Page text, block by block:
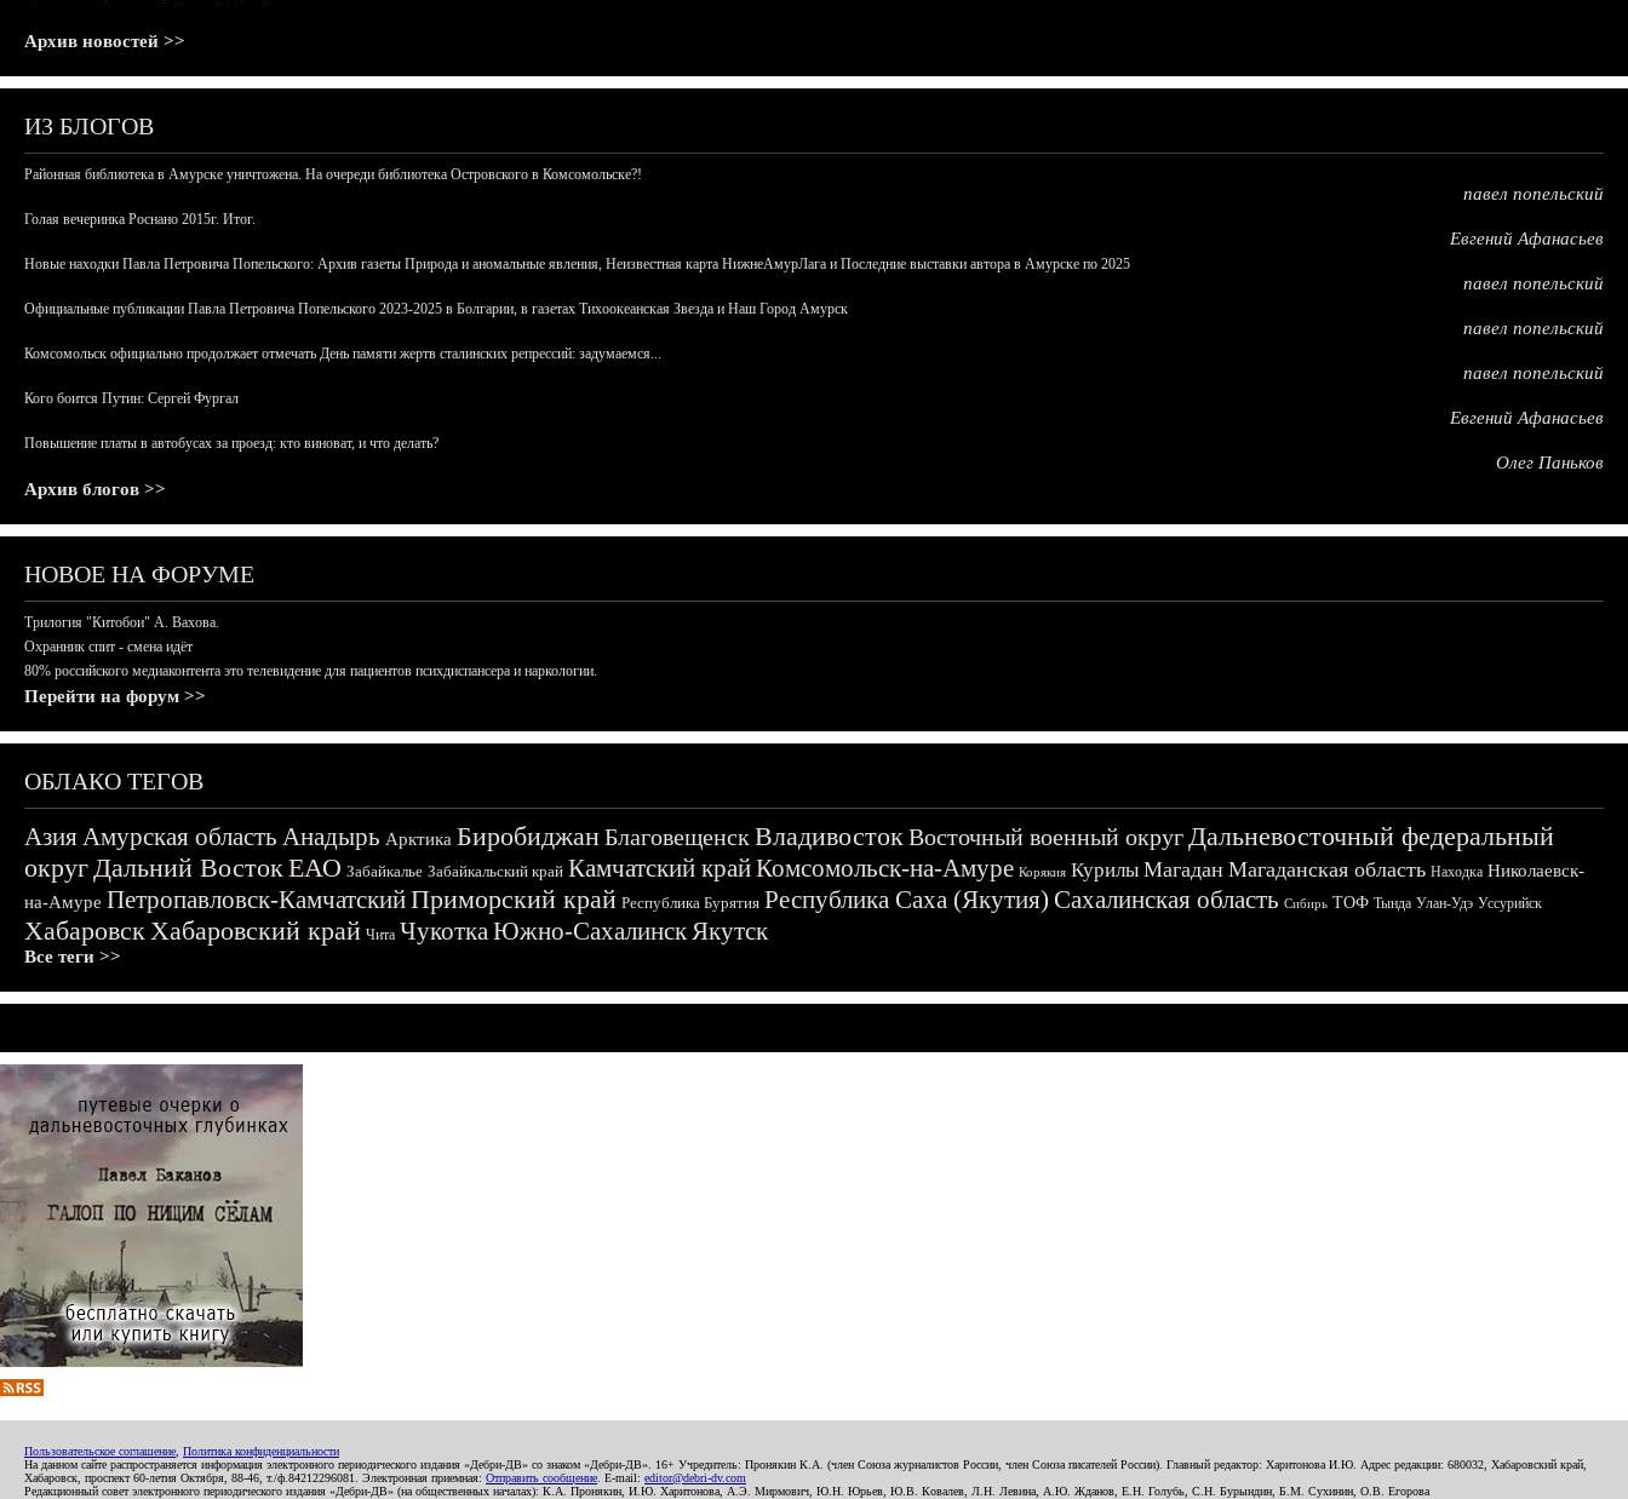
Архив новостей >>
ИЗ БЛОГОВ
Районная библиотека в Амурске уничтожена. На очереди библиотека Островского в Комсомольске?!
павел попельский
Голая вечеринка Роснано 2015г. Итог.
Евгений Афанасьев
Новые находки Павла Петровича Попельского: Архив газеты Природа и аномальные явления, Неизвестная карта НижнеАмурЛага и Последние выставки автора в Амурске по 2025
павел попельский
Официальные публикации Павла Петровича Попельского 2023-2025 в Болгарии, в газетах Тихоокеанская Звезда и Наш Город Амурск
павел попельский
Комсомольск официально продолжает отмечать День памяти жертв сталинских репрессий: задумаемся...
павел попельский
Кого боится Путин: Сергей Фургал
Евгений Афанасьев
Повышение платы в автобусах за проезд: кто виноват, и что делать?
Олег Паньков
Архив блогов >>
НОВОЕ НА ФОРУМЕ
Трилогия "Китобои" А. Вахова.
Охранник спит - смена идёт
80% российского медиаконтента это телевидение для пациентов психдиспансера и наркологии.
Перейти на форум >>
ОБЛАКО ТЕГОВ
АзияАмурская область Анадырь Арктика БиробиджанБлаговещенскВладивостокВосточный военный округДальневосточный федеральный
округДальний ВостокЕАО Забайкалье Забайкальский край Камчатский крайКомсомольск-на-Амуре Корякия Курилы Магадан Магаданская область Находка Николаевск-
на-Амуре Петропавловск-КамчатскийПриморский край Республика Бурятия Республика Саха (Якутия) Сахалинская область Сибирь ТОФ Тында Улан-Удэ Уссурийск
ХабаровскХабаровский край Чита ЧукоткаЮжно-СахалинскЯкутск
Все теги >>
Пользовательское соглашение Политика конфиденциальности
На данном сайте распространяется информация электронного периодического издания «Дебри-ДВ» со знаком «Дебри-ДВ». 16+ Учредитель: Пронякин К.А. (член Союза журналистов России, член Союза писателей России). Главный редактор: Харитонова И.Ю. Адрес редакции: 680032, Хабаровский край,
Хабаровск, проспект 60-летия Октября, 88-46, т./ф.84212296081. Электронная приемная: Отправить сообщение . E-mail: editor@debri-dv.com
Редакционный совет электронного периодического издания «Дебри-ДВ» (на общественных началах): К.А. Пронякин, И.Ю. Харитонова, А.Э. Мирмович, Ю.Н. Юрьев, Ю.В. Ковалев, Л.Н. Левина, А.Ю. Жданов, Е.Н. Голубь, С.Н. Бурындин, Б.М. Сухинин, О.В. Егорова